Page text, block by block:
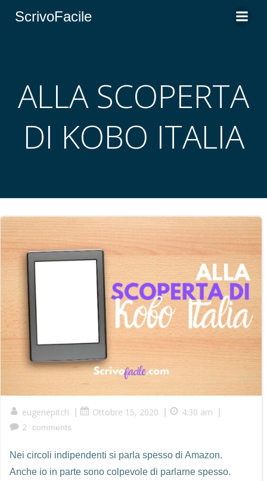
ScrivoFacile
ALLA SCOPERTA
DI KOBO ITALIA
eugenepitch Ottobre 15, 2020 4:30 am
2 comments
Nei circoli indipendenti si parla spesso di Amazon.
Anche io in parte sono colpevole di parlarne spesso.